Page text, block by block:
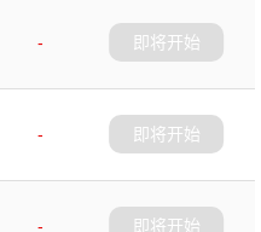
-
即将开始
-
即将开始
- 即将开始